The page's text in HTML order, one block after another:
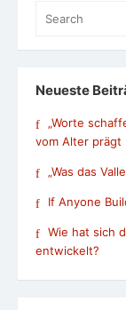
for:
Neueste
„Worte
vom Alter prägt
„Was das
If Anyone
Wie hat sich
entwickelt?